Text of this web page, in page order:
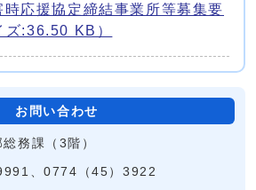
時応援協定締結事業所等募集要
:36.50 KB）
お問い合わせ
務課（3階）
、0774（45）3922